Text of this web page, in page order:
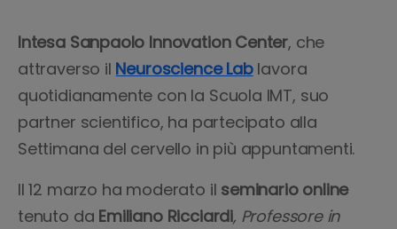
Intesa Sanpaolo Innovation Center, che
attraverso il Neuroscience Lablavora
quotidianamente con la Scuola IMT, suo
partner scientifico, ha partecipato alla
Settimana del cervello in più appuntamenti.
Il 12 marzo ha moderato il seminario online
tenuto da Emiliano Ricciardi, Professore in